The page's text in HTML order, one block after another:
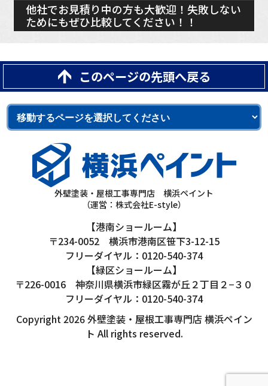
他社でお見積り中の方も大歓迎！失敗しない
ためにもぜひ比較してください！！
このページの先頭へ戻る
外壁塗装・屋根工事専門店 横浜ペイント
（運営：株式会社E-style）
【港南ショールーム】
〒234-0052 横浜市港南区笹下3-12-15
フリーダイヤル：0120-540-374
【緑区ショールーム】
〒226-0016 神奈川県横浜市緑区霧が丘２丁目２−３０
フリーダイヤル：0120-540-374
Copyright 2026 外壁塗装・屋根工事専門店 横浜ペイン
ト All rights reserved.